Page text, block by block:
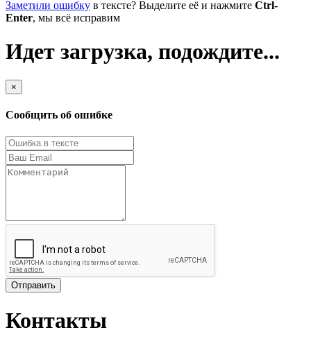
Заметили ошибку в тексте? Выделите её и нажмите Ctrl-
Enter, мы всё исправим
Идет загрузка, подождите...
×
Сообщить об ошибке
Отправить
Контакты